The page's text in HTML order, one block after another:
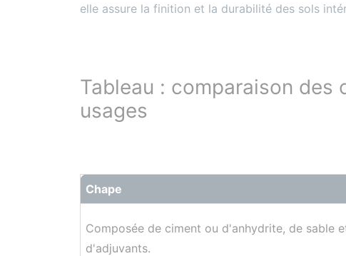
elle assure la finition et la durabilité des sols
Tableau : comparaison des
usages
Chape
Composée de ciment ou d'anhydrite, de sable
d'adjuvants.